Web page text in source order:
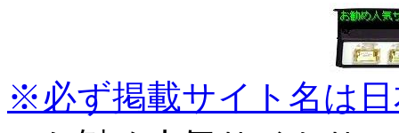
※必ず掲載サイト名は